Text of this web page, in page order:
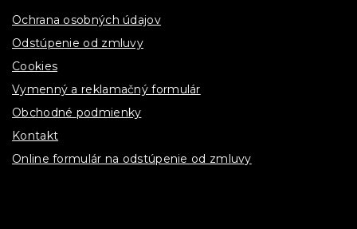
Ochrana osobných údajov
Odstúpenie od zmluvy
Cookies
Vymenný a reklamačný formulár
Obchodné podmienky
Kontakt
Online formulár na odstúpenie od zmluvy